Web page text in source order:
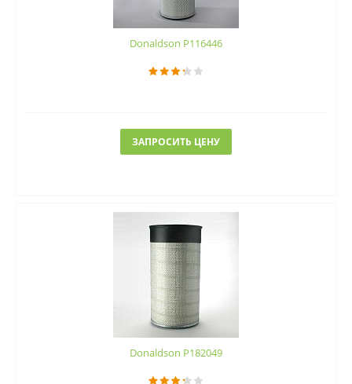
Donaldson P116446
ЗАПРОСИТЬ ЦЕНУ
Donaldson P182049